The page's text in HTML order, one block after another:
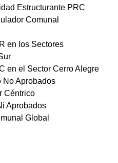
Estructurante PRC
Comunal
en los Sectores
en el Sector Cerro Alegre
No Aprobados
Céntrico
Aprobados
Global